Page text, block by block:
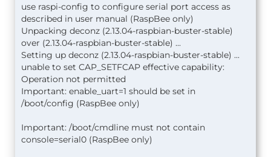
use raspi-config to configure serial port access as
described in user manual (RaspBee only)
Unpacking deconz (2.13.04-raspbian-buster-stable)
over (2.13.04-raspbian-buster-stable) ...
Setting up deconz (2.13.04-raspbian-buster-stable) ...
unable to set CAP_SETFCAP effective capability:
Operation not permitted
Important: enable_uart=1 should be set in
/boot/config (RaspBee only)
Important: /boot/cmdline must not contain
console=serial0 (RaspBee only)